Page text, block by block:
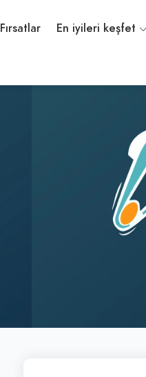
Fırsatlar En iyileri keşfet